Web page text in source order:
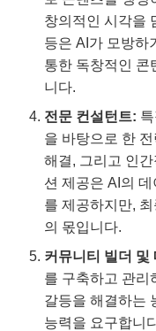
창의적인 시각을
등은 AI가 모방하
통한 독창적인 콘
니다.
전문 컨설턴트:
을 바탕으로 한
해결, 그리고 인
션 제공은 AI의
를 제공하지만,
의 몫입니다.
커뮤니티 빌더 및
를 구축하고 관리
갈등을 해결하는
능력을 요구합니